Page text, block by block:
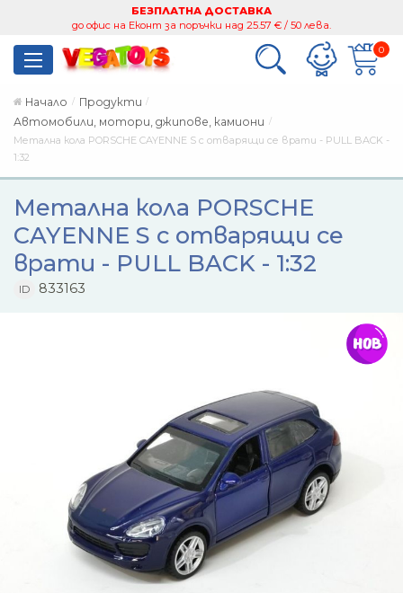
БЕЗПЛАТНА ДОСТАВКА
до офис на Еконт за поръчки над 25.57 € / 50 лева.
0
Начало
Продукти
Автомобили, мотори, джипове, камиони
Метална кола PORSCHE CAYENNE S с отварящи се врати - PULL BACK -
1:32
Метална кола PORSCHE
CAYENNE S с отварящи се
врати - PULL BACK - 1:32
ID 833163